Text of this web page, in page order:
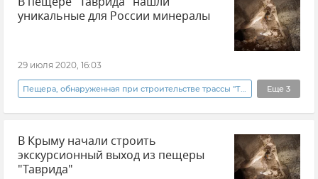
уникальные для России минералы
29 июля 2020, 16:03
Еще 3
Общество Новости Культура
В Крыму начали строить
экскурсионный выход из пещеры
"Таврида"